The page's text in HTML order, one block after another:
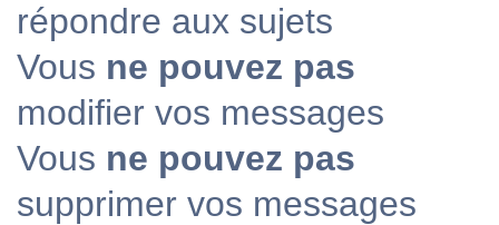
répondre aux sujets
Vous ne pouvez pas
modifier vos messages
Vous ne pouvez pas
supprimer vos messages